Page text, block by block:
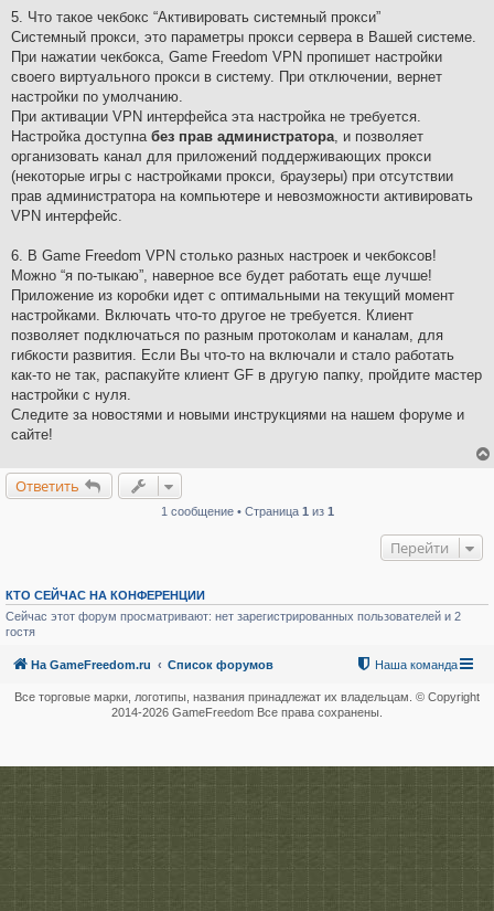
5. Что такое чекбокс “Активировать системный прокси”
Системный прокси, это параметры прокси сервера в Вашей системе.
При нажатии чекбокса, Game Freedom VPN пропишет настройки
своего виртуального прокси в систему. При отключении, вернет
настройки по умолчанию.
При активации VPN интерфейса эта настройка не требуется.
Настройка доступна без прав администратора , и позволяет
организовать канал для приложений поддерживающих прокси
(некоторые игры с настройками прокси, браузеры) при отсутствии
прав администратора на компьютере и невозможности активировать
VPN интерфейс.
6. В Game Freedom VPN столько разных настроек и чекбоксов!
Можно “я по-тыкаю”, наверное все будет работать еще лучше!
Приложение из коробки идет с оптимальными на текущий момент
настройками. Включать что-то другое не требуется. Клиент
позволяет подключаться по разным протоколам и каналам, для
гибкости развития. Если Вы что-то на включали и стало работать
как-то не так, распакуйте клиент GF в другую папку, пройдите мастер
настройки с нуля.
Следите за новостями и новыми инструкциями на нашем форуме и
сайте!
Ответить
1 сообщение • Страница 1 из 1
Перейти
КТО СЕЙЧАС НА КОНФЕРЕНЦИИ
Сейчас этот форум просматривают: нет зарегистрированных пользователей и 2
гостя
На GameFreedom.ru Список форумов Наша команда
Все торговые марки, логотипы, названия принадлежат их владельцам. © Copyright
2014-2026 GameFreedom Все права сохранены.